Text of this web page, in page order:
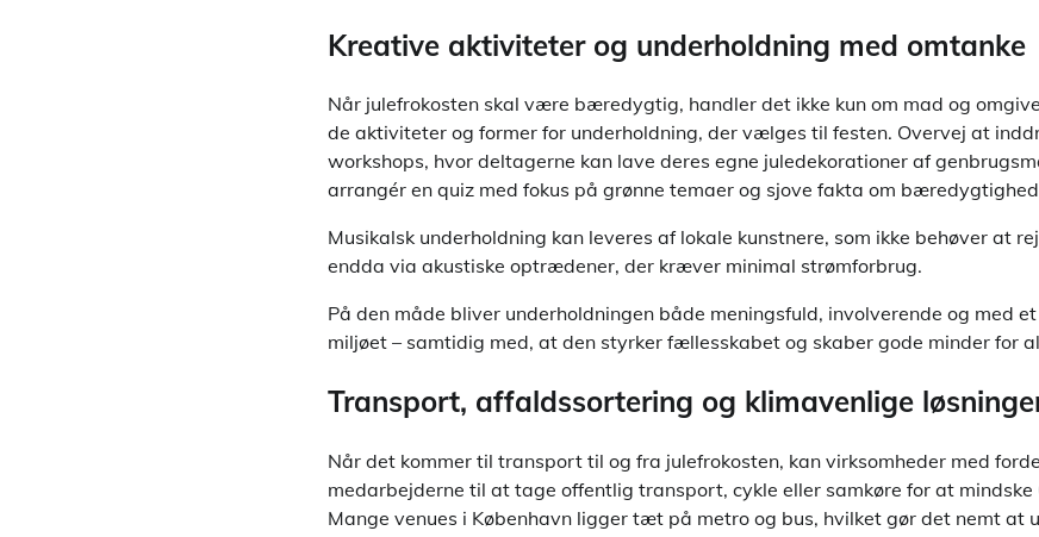
Kreative aktiviteter og underholdning med omtanke
Når julefrokosten skal være bæredygtig, handler det ikke kun om mad og
de aktiviteter og former for underholdning, der vælges til festen. Overvej at
workshops, hvor deltagerne kan lave deres egne juledekorationer af
arrangér en quiz med fokus på grønne temaer og sjove fakta om
Musikalsk underholdning kan leveres af lokale kunstnere, som ikke behøver at
endda via akustiske optrædener, der kræver minimal strømforbrug.
På den måde bliver underholdningen både meningsfuld, involverende og med
miljøet – samtidig med, at den styrker fællesskabet og skaber gode minder for
Transport, affaldssortering og klimavenlige
Når det kommer til transport til og fra julefrokosten, kan virksomheder med
medarbejderne til at tage offentlig transport, cykle eller samkøre for at
Mange venues i København ligger tæt på metro og bus, hvilket gør det nemt at